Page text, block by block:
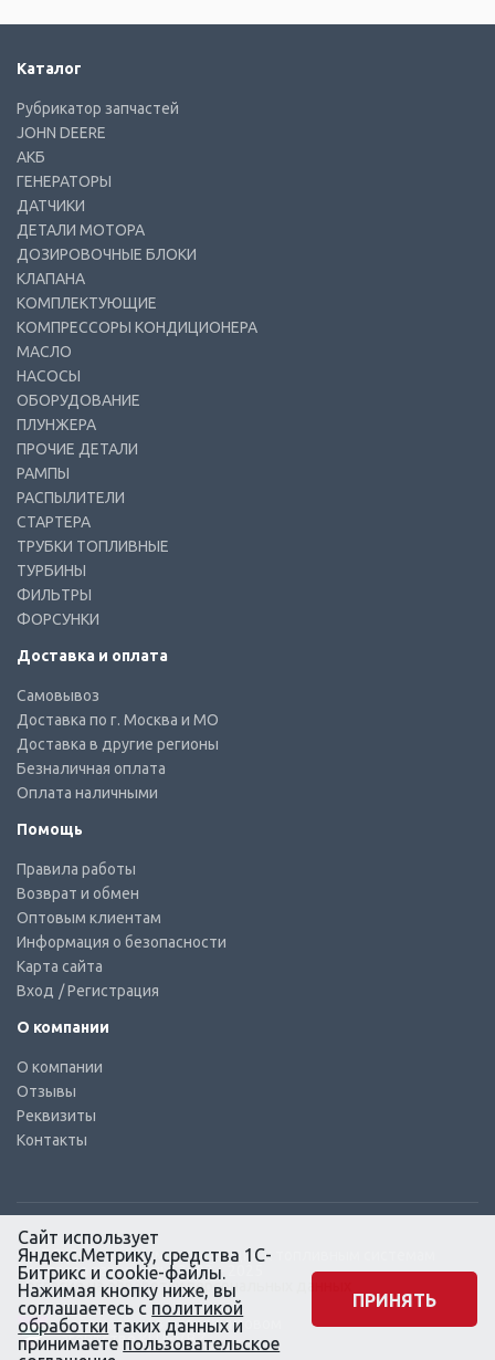
Каталог
Рубрикатор запчастей
JOHN DEERE
АКБ
ГЕНЕРАТОРЫ
ДАТЧИКИ
ДЕТАЛИ МОТОРА
ДОЗИРОВОЧНЫЕ БЛОКИ
КЛАПАНА
КОМПЛЕКТУЮЩИЕ
КОМПРЕССОРЫ КОНДИЦИОНЕРА
МАСЛО
НАСОСЫ
ОБОРУДОВАНИЕ
ПЛУНЖЕРА
ПРОЧИЕ ДЕТАЛИ
РАМПЫ
РАСПЫЛИТЕЛИ
СТАРТЕРА
ТРУБКИ ТОПЛИВНЫЕ
ТУРБИНЫ
ФИЛЬТРЫ
ФОРСУНКИ
Доставка и оплата
Самовывоз
Доставка по г. Москва и МО
Доставка в другие регионы
Безналичная оплата
Оплата наличными
Помощь
Правила работы
Возврат и обмен
Оптовым клиентам
Информация о безопасности
Карта сайта
Вход / Регистрация
О компании
О компании
Отзывы
Реквизиты
Контакты
© КТС-Дизель – Комплектующие к топливным системам
Все права защищены, 2003 – 2025
Согласие на обработку персональных данных
Сайт создан в маркетинговом
агентстве KLUEV.BZ
Сайт использует
Яндекс.Метрику, средства 1С-
Битрикс и cookie-файлы.
Нажимая кнопку ниже, вы
соглашаетесь с политикой
обработки таких данных и
принимаете пользовательское
ПРИНЯТЬ